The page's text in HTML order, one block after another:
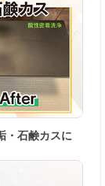
・石鹸カスに